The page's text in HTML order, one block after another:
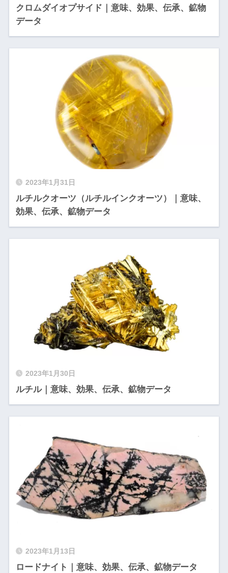
クロムダイオプサイド｜意味、効果、伝承、鉱物
データ
2023年1月31日
ルチルクオーツ（ルチルインクオーツ）｜意味、
効果、伝承、鉱物データ
2023年1月30日
ルチル｜意味、効果、伝承、鉱物データ
2023年1月13日
ロードナイト｜意味、効果、伝承、鉱物データ